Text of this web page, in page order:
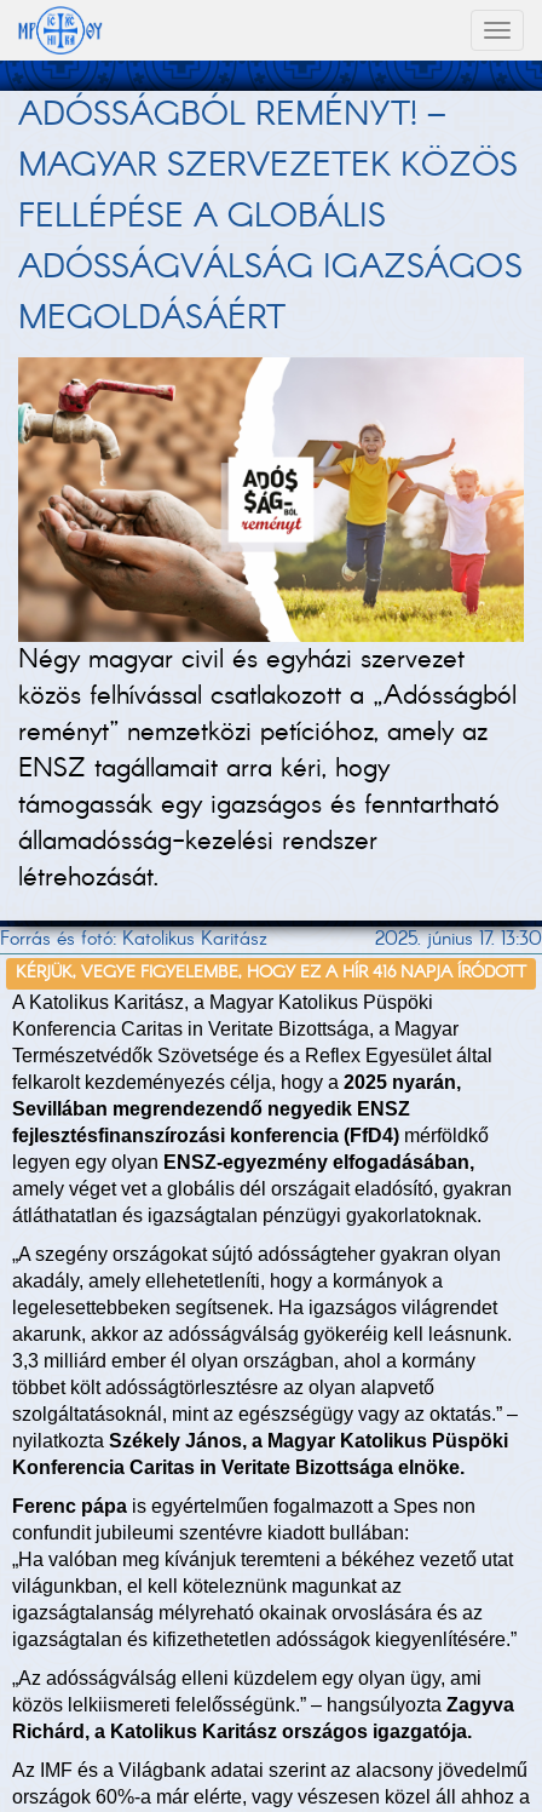
ADÓSSÁGBÓL REMÉNYT! –
MAGYAR SZERVEZETEK KÖZÖS
FELLÉPÉSE A GLOBÁLIS
ADÓSSÁGVÁLSÁG IGAZSÁGOS
MEGOLDÁSÁÉRT
Négy magyar civil és egyházi szervezet
közös felhívással csatlakozott a „Adósságból
reményt” nemzetközi petícióhoz, amely az
ENSZ tagállamait arra kéri, hogy
támogassák egy igazságos és fenntartható
államadósság-kezelési rendszer
létrehozását.
Forrás és fotó: Katolikus Karitász 2025. június 17. 13:30
KÉRJÜK, VEGYE FIGYELEMBE, HOGY EZ A HÍR 416 NAPJA ÍRÓDOTT
A Katolikus Karitász, a Magyar Katolikus Püspöki
Konferencia Caritas in Veritate Bizottsága, a Magyar
Természetvédők Szövetsége és a Reflex Egyesület által
felkarolt kezdeményezés célja, hogy a 2025 nyarán,
Sevillában megrendezendő negyedik ENSZ
fejlesztésfinanszírozási konferencia (FfD4) mérföldkő
legyen egy olyan ENSZ-egyezmény elfogadásában,
amely véget vet a globális dél országait eladósító, gyakran
átláthatatlan és igazságtalan pénzügyi gyakorlatoknak.
„A szegény országokat sújtó adósságteher gyakran olyan
akadály, amely ellehetetleníti, hogy a kormányok a
legelesettebbeken segítsenek. Ha igazságos világrendet
akarunk, akkor az adósságválság gyökeréig kell leásnunk.
3,3 milliárd ember él olyan országban, ahol a kormány
többet költ adósságtörlesztésre az olyan alapvető
szolgáltatásoknál, mint az egészségügy vagy az oktatás.” –
nyilatkozta Székely János, a Magyar Katolikus Püspöki
Konferencia Caritas in Veritate Bizottsága elnöke.
Ferenc pápa is egyértelműen fogalmazott a Spes non
confundit jubileumi szentévre kiadott bullában:
„Ha valóban meg kívánjuk teremteni a békéhez vezető utat
világunkban, el kell köteleznünk magunkat az
igazságtalanság mélyreható okainak orvoslására és az
igazságtalan és kifizethetetlen adósságok kiegyenlítésére.”
„Az adósságválság elleni küzdelem egy olyan ügy, ami
közös lelkiismereti felelősségünk.” – hangsúlyozta Zagyva
Richárd, a Katolikus Karitász országos igazgatója.
Az IMF és a Világbank adatai szerint az alacsony jövedelmű
országok 60%-a már elérte, vagy vészesen közel áll ahhoz a